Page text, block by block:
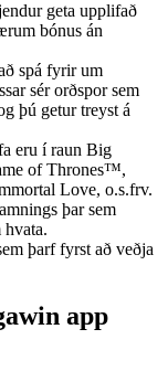
geta upplifað
bónus án
spá fyrir um
sér orðspor sem
þú getur treyst á
eru í raun Big
of Thrones™,
Love, o.s.frv.
þar sem
þarf fyrst að veðja
app